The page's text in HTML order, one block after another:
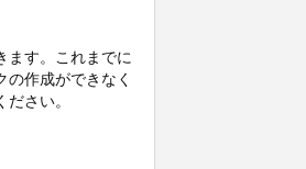
ます。これまでに
作成ができなく
さい。